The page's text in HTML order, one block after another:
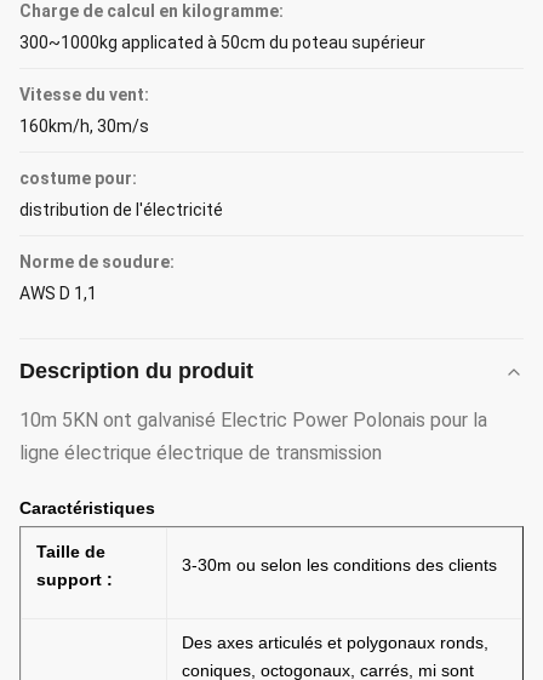
Charge de calcul en kilogramme:
300~1000kg applicated à 50cm du poteau supérieur
Vitesse du vent:
160km/h, 30m/s
costume pour:
distribution de l'électricité
Norme de soudure:
AWS D 1,1
Description du produit
10m 5KN ont galvanisé Electric Power Polonais pour la
ligne électrique électrique de transmission
Caractéristiques
Taille de
support :
3-30m ou selon les conditions des clients
Des axes articulés et polygonaux ronds,
coniques, octogonaux, carrés, mi sont